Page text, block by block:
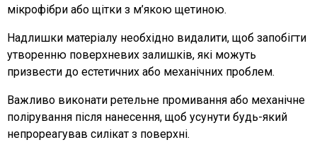
мікрофібри або щітки з м’якою щетиною.
Надлишки матеріалу необхідно видалити, щоб запобігти
утворенню поверхневих залишків, які можуть
призвести до естетичних або механічних проблем.
Важливо виконати ретельне промивання або механічне
полірування після нанесення, щоб усунути будь-який
непрореагував силікат з поверхні.